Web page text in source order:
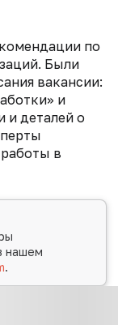
по
Были
вакансии:
и
и деталей о
в
нашем
.